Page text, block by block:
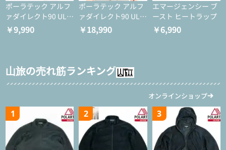
ポーラテック アルフ
ァダイレクト90 ULタ
イツ
￥9,990
ポーラテック アルフ
ァダイレクト90 ULジ
ャケット
￥18,990
エマージェンシー ブ
ースト ヒートラップ
￥6,990
山旅の売れ筋ランキング
オンラインショップ
1 2 3